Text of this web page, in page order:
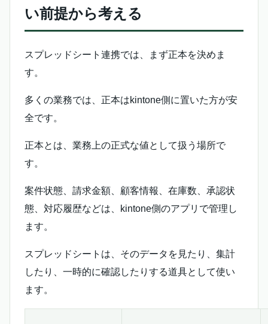
い前提から考える
スプレッドシート連携では、まず正本を決めま
す。
多くの業務では、正本はkintone側に置いた方が安
全です。
正本とは、業務上の正式な値として扱う場所で
す。
案件状態、請求金額、顧客情報、在庫数、承認状
態、対応履歴などは、kintone側のアプリで管理し
ます。
スプレッドシートは、そのデータを見たり、集計
したり、一時的に確認したりする道具として使い
ます。